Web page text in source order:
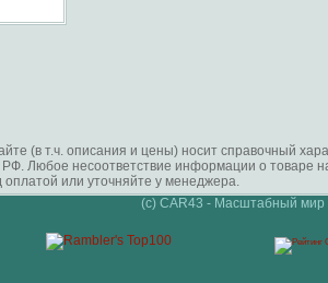
(в т.ч. описания и цены) носит справочный
РФ. Любое несоответствие информации о
оплатой или уточняйте у менеджера.
(c) CAR43 - Масштабный мир